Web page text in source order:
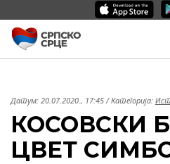
Датум: 20.07.2020., 17:45/ Категорија:
КОСОВСКИ
ЦВЕТ